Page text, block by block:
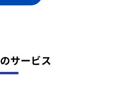
のサービス